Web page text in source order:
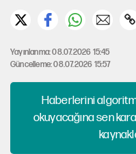
Yayınlanma: 08.07.2026 15:45
Güncelleme: 08.07.2026 15:57
Haberlerini
okuyacağına sen